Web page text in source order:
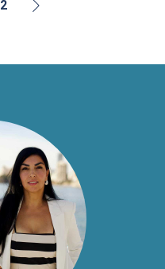
2